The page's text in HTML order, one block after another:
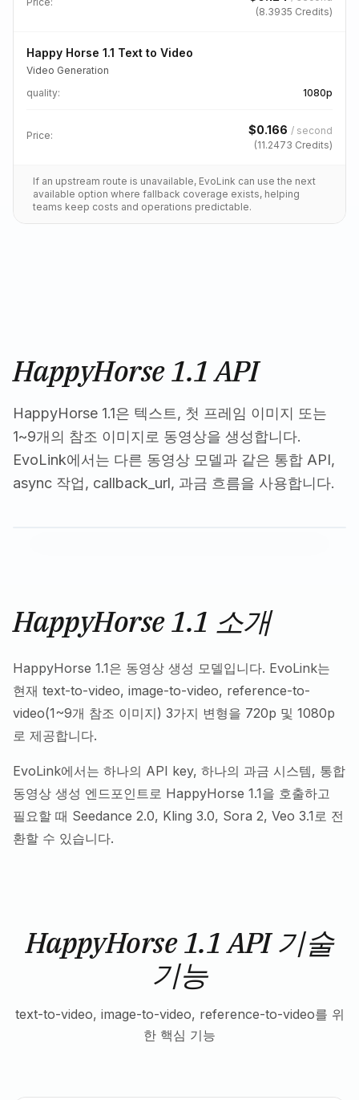
(8.3935 Credits)
Happy Horse 1.1 Text to Video
Video Generation
quality: 1080p
Price: $0.166 / second
(11.2473 Credits)
If an upstream route is unavailable, EvoLink can use the next
available option where fallback coverage exists, helping
teams keep costs and operations predictable.
HappyHorse 1.1 API
HappyHorse 1.1은 텍스트, 첫 프레임 이미지 또는
1~9개의 참조 이미지로 동영상을 생성합니다.
EvoLink에서는 다른 동영상 모델과 같은 통합 API,
async 작업, callback_url, 과금 흐름을 사용합니다.
HappyHorse 1.1 소개
HappyHorse 1.1은 동영상 생성 모델입니다. EvoLink는
현재 text-to-video, image-to-video, reference-to-
video(1~9개 참조 이미지) 3가지 변형을 720p 및 1080p
로 제공합니다.
EvoLink에서는 하나의 API key, 하나의 과금 시스템, 통합
동영상 생성 엔드포인트로 HappyHorse 1.1을 호출하고
필요할 때 Seedance 2.0, Kling 3.0, Sora 2, Veo 3.1로 전
환할 수 있습니다.
HappyHorse 1.1 API 기술
기능
text-to-video, image-to-video, reference-to-video를 위
한 핵심 기능